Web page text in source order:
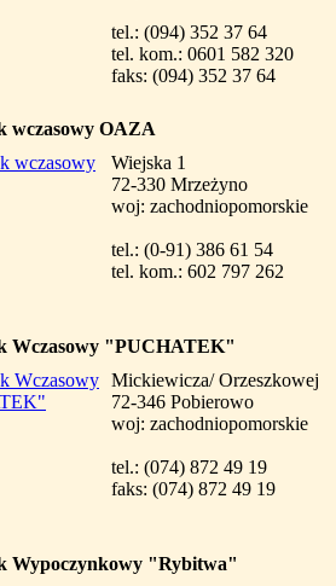
tel.: (094) 352 37 64
tel. kom.: 0601 582 320
faks: (094) 352 37 64
wczasowy OAZA
Wiejska 1
72-330 Mrzeżyno
woj: zachodniopomorskie
tel.: (0-91) 386 61 54
tel. kom.: 602 797 262
Wczasowy "PUCHATEK"
Mickiewicza/ Orzeszkowej
72-346 Pobierowo
woj: zachodniopomorskie
tel.: (074) 872 49 19
faks: (074) 872 49 19
Wypoczynkowy "Rybitwa"